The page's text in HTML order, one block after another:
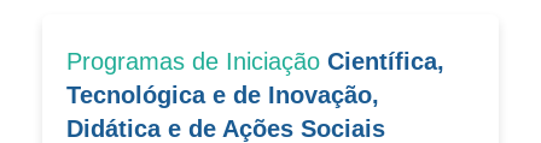
Programas de Iniciação Científica,
Tecnológica e de Inovação,
Didática e de Ações Sociais